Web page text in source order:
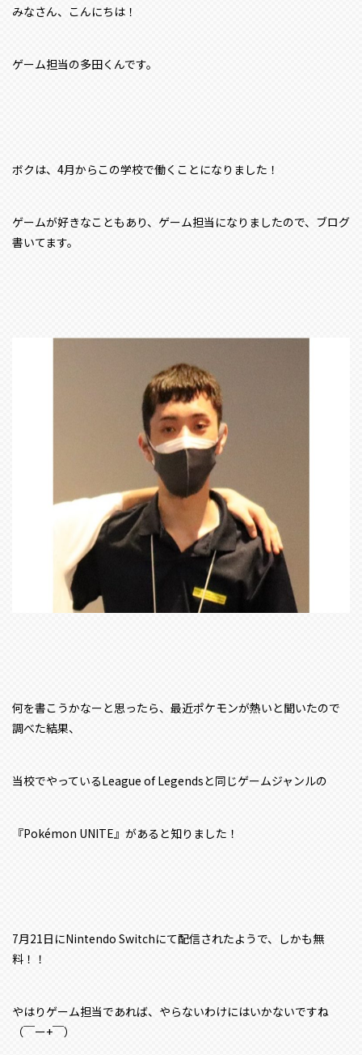
みなさん、こんにちは！
ゲーム担当の多田くんです。
ボクは、4月からこの学校で働くことになりました！
ゲームが好きなこともあり、ゲーム担当になりましたので、ブログ
書いてます。
何を書こうかなーと思ったら、最近ポケモンが熱いと聞いたので
調べた結果、
当校でやっているLeague of Legendsと同じゲームジャンルの
『Pokémon UNITE』があると知りました！
7月21日にNintendo Switchにて配信されたようで、しかも無
料！！
やはりゲーム担当であれば、やらないわけにはいかないですね
（￣ー+￣）